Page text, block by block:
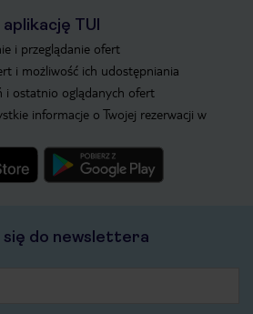
TUI
i przeglądanie ofert
i możliwość ich udostępniania
i ostatnio oglądanych ofert
informacje o Twojej rezerwacji w
się do newslettera